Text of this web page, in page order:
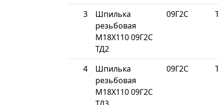
3
Шпилька
резьбовая
М18Х110 09Г2С
ТД2
09Г2С
4
Шпилька
резьбовая
М18Х110 09Г2С
09Г2С